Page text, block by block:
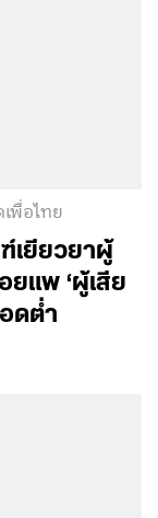
พื่อไทย
เยียวยาผู้
ยแพ ‘ผู้เสีย
ดต่ำ